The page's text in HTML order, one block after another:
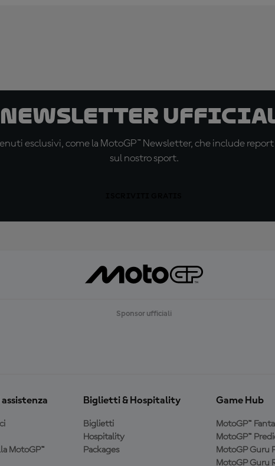
ufficiale
esclusivi, come la MotoGP™ Newsletter, che include
sul nostro sport.
Sponsor ufficiali
assistenza
MotoGP™
Biglietti & Hospitality
Biglietti
Hospitality
Packages
Game Hub
MotoGP™
MotoGP™
MotoGP Guru
MotoGP Guru